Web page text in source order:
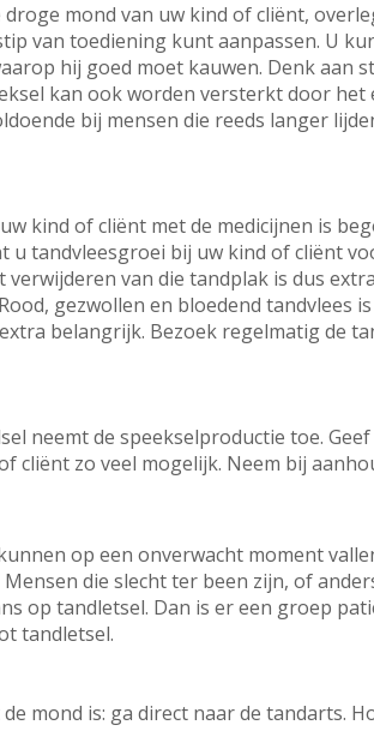
mond van uw kind of cliënt,
van toediening kunt aanpassen. U
hij goed moet kauwen. Denk aan
kan ook worden versterkt door
bij mensen die reeds langer
kind of cliënt met de medicijnen is
u tandvleesgroei bij uw kind of cliënt
van die tandplak is dus
gezwollen en bloedend tandvlees
belangrijk. Bezoek regelmatig de
neemt de speekselproductie toe.
cliënt zo veel mogelijk. Neem bij
op een onverwacht moment
die slecht ter been zijn, of
op tandletsel. Dan is er een groep
tandletsel.
mond is: ga direct naar de tandarts.